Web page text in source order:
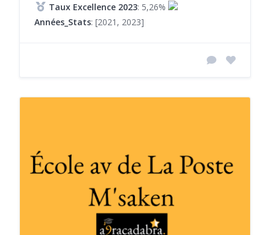
Taux Excellence 2023: 5,26%
Années_Stats: [2021, 2023]